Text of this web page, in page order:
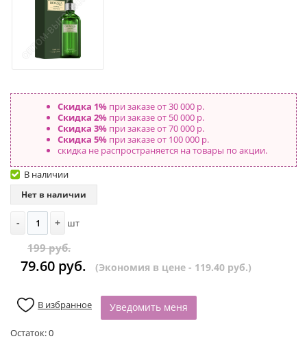
Скидка 1%при заказе от 30 000 р.
Скидка 2%при заказе от 50 000 р.
Скидка 3%при заказе от 70 000 р.
Скидка 5%при заказе от 100 000 р.
скидка не распространяется на товары по акции.
В наличии
Нет в наличии
- + шт
199 руб.
79.60 руб. (Экономия в цене - 119.40 руб.)
В избранное Уведомить меня
Остаток:0